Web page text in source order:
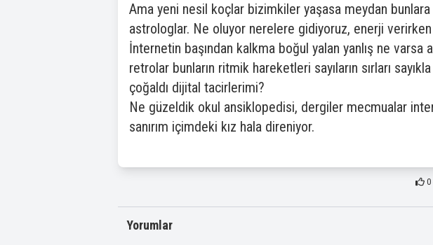
Ama yeni nesil koçlar bizimkiler yaşasa meydan
astrologlar. Ne oluyor nerelere gidiyoruz, enerji verirken
İnternetin başından kalkma boğul yalan yanlış ne
retrolar bunların ritmik hareketleri sayıların sırları
çoğaldı dijital tacirlerimi?
Ne güzeldik okul ansiklopedisi, dergiler mecmualar
sanırım içimdeki kız hala direniyor.
0
Yorumlar